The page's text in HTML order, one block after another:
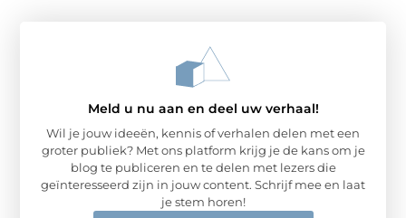
Meld u nu aan en deel uw verhaal!
Wil je jouw ideeën, kennis of verhalen delen met een
groter publiek? Met ons platform krijg je de kans om je
blog te publiceren en te delen met lezers die
geïnteresseerd zijn in jouw content. Schrijf mee en laat
je stem horen!